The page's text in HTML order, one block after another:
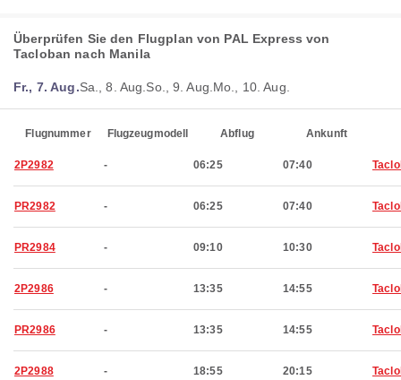
Überprüfen Sie den Flugplan von PAL Express von
Tacloban nach Manila
Fr., 7. Aug.Sa., 8. Aug. So., 9. Aug. Mo., 10. Aug.
Flugnummer Flugzeugmodell Abflug Ankunft
2P2982 - 06:25 07:40
PR2982 - 06:25 07:40
PR2984 - 09:10 10:30
2P2986 - 13:35 14:55
PR2986 - 13:35 14:55
2P2988 - 18:55 20:15